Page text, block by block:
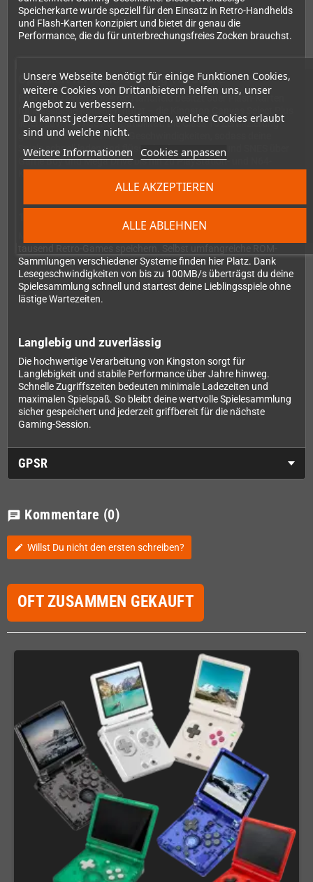
Unsere Webseite benötigt für einige Funktionen Cookies,
weitere Cookies von Drittanbietern helfen uns, unser
Angebot zu verbessern.
Du kannst jederzeit bestimmen, welche Cookies erlaubt
sind und welche nicht.
Weitere Informationen Cookies anpassen
ALLE ABLEHNEN
ALLE AKZEPTIEREN
Speicherkarte wurde speziell für den Einsatz in Retro-Handhelds
und Flash-Karten konzipiert und bietet dir genau die
Performance, die du für unterbrechungsfreies Zocken brauchst.
Optimiert für Retro-Gaming-Hardware
Egal ob du einen Anbernic Handheld besitzt oder Flash-Karten
für klassische Konsolen nutzt – die Kingston Canvas Select Plus
liefert zuverlässige Kompatibilität. Die Class 10 Zertifizierung
garantiert konstant hohe Geschwindigkeiten, sodass deine
Spiele schnell laden und flüssig laufen. Von NES und SNES über
Game Boy und Mega Drive bis hin zu PlayStation- und N64-
Sammlungen verschiedener Systeme finden hier Platz. Dank
Lesegeschwindigkeiten von bis zu 100MB/s überträgst du deine
Spielesammlung schnell und startest deine Lieblingsspiele ohne
lästige Wartezeiten.
Langlebig und zuverlässig
Die hochwertige Verarbeitung von Kingston sorgt für
Langlebigkeit und stabile Performance über Jahre hinweg.
Schnelle Zugriffszeiten bedeuten minimale Ladezeiten und
maximalen Spielspaß. So bleibt deine wertvolle Spielesammlung
sicher gespeichert und jederzeit griffbereit für die nächste
Gaming-Session.
GPSR
chat Kommentare (0)
edit Willst Du nicht den ersten schreiben?
OFT ZUSAMMEN GEKAUFT